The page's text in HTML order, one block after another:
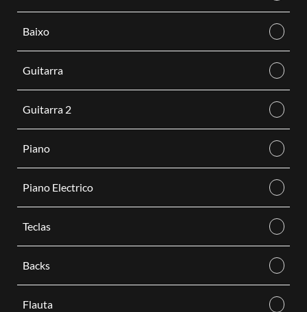
Baixo
Guitarra
Guitarra 2
Piano
Piano Electrico
Teclas
Backs
Flauta